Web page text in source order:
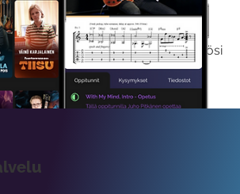
Kokeile Ilmaiseksi
saat koko sisältömme käyttöösi
viikon ajaksi.